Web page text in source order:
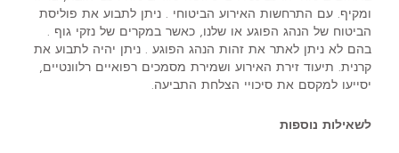
ומקיף. עם התרחשות האירוע הביטוחי . ניתן לתבוע את פוליסת
הביטוח של הנהג הפוגע או שלנו, כאשר במקרים של נזקי גוף .
בהם לא ניתן לאתר את זהות הנהג הפוגע . ניתן יהיה לתבוע את
קרנית. תיעוד זירת האירוע ושמירת מסמכים רפואיים רלוונטיים,
יסייעו למקסם את סיכויי הצלחת התביעה.
לשאילות נוספות